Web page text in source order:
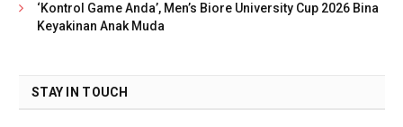
‘Kontrol Game Anda’, Men’s Biore University Cup 2026 Bina
Keyakinan Anak Muda
STAY IN TOUCH